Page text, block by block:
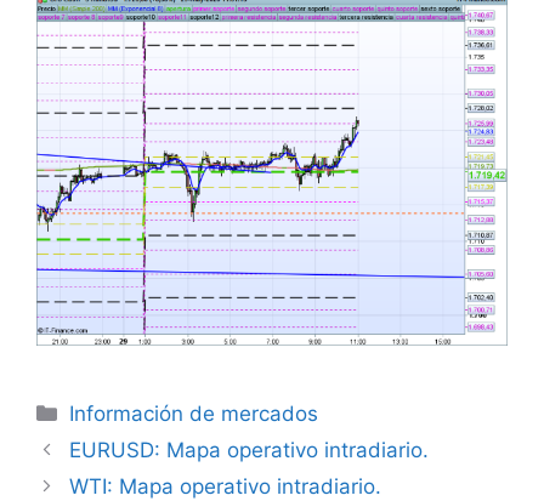
Categorías
Información de mercados
EURUSD: Mapa operativo intradiario.
WTI: Mapa operativo intradiario.